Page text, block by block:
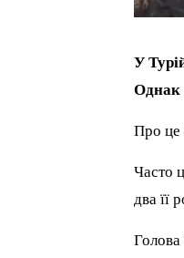
У
Однак
Про це
Часто
два її